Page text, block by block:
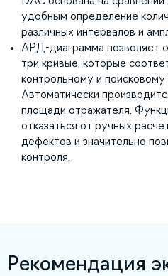
удобным определение
различных интервалов и
АРД-диаграмма позволяет
три кривые, которые
контрольному и поисковому
Автоматически
площади отражателя.
отказаться от ручных
дефектов и значительно
контроля.
Рекомендация